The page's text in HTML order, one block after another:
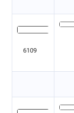
6109